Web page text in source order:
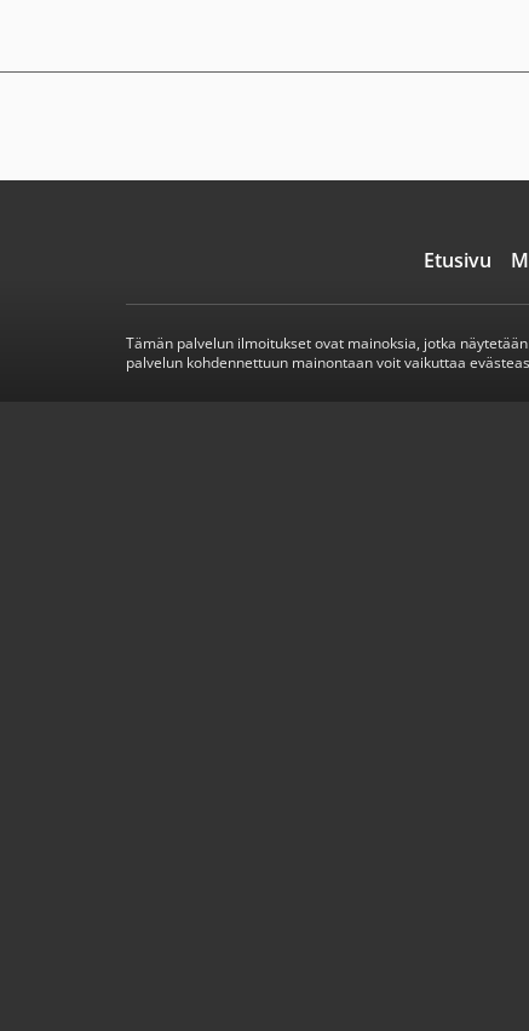
Etusivu
Tämän palvelun ilmoitukset ovat mainoksia, jotka
palvelun kohdennettuun mainontaan voit vaikuttaa